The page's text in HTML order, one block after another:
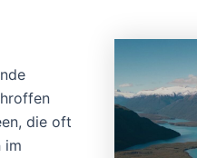
die oft
im